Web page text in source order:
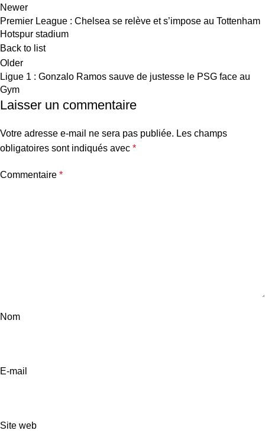
Newer
Premier League : Chelsea se relève et s’impose au Tottenham
Hotspur stadium
Back to list
Older
Ligue 1 : Gonzalo Ramos sauve de justesse le PSG face au
Gym
Laisser un commentaire
Votre adresse e-mail ne sera pas publiée. Les champs
obligatoires sont indiqués avec *
Commentaire *
Nom
E-mail
Site web